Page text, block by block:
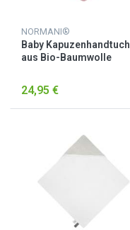
NORMANI®
Baby Kapuzenhandtuch
aus Bio-Baumwolle
24,95 €